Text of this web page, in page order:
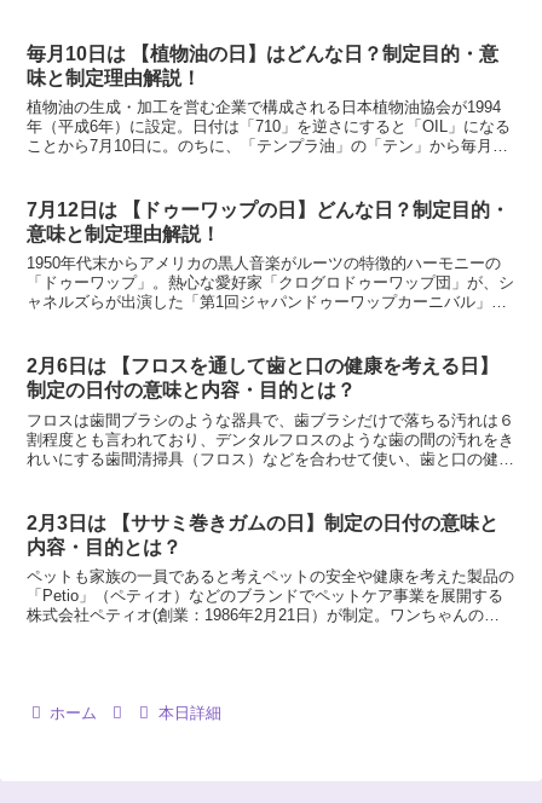
毎月10日は 【植物油の日】はどんな日？制定目的・意
味と制定理由解説！
植物油の生成・加工を営む企業で構成される日本植物油協会が1994
年（平成6年）に設定。日付は「710」を逆さにすると「OIL」になる
ことから7月10日に。のちに、「テンプラ油」の「テン」から毎月10
7月12日は 【ドゥーワップの日】どんな日？制定目的・
意味と制定理由解説！
1950年代末からアメリカの黒人音楽がルーツの特徴的ハーモニーの
「ドゥーワップ」。熱心な愛好家「クログロドゥーワップ団」が、シ
ャネルズらが出演した「第1回ジャパンドゥーワップカーニバル」開
2月6日は 【フロスを通して歯と口の健康を考える日】
制定の日付の意味と内容・目的とは？
フロスは歯間ブラシのような器具で、歯ブラシだけで落ちる汚れは６
割程度とも言われており、デンタルフロスのような歯の間の汚れをき
れいにする歯間清掃具（フロス）などを合わせて使い、歯と口の健康
2月3日は 【ササミ巻きガムの日】制定の日付の意味と
内容・目的とは？
ペットも家族の一員であると考えペットの安全や健康を考えた製品の
「Petio」（ペティオ）などのブランドでペットケア事業を展開する
株式会社ペティオ(創業：1986年2月21日）が制定。ワンちゃんのお
ホーム 本日詳細